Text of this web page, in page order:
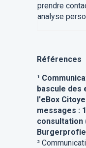
prendre
analyse
Références
¹
bascule des
l'eBox
messages :
consultation
²